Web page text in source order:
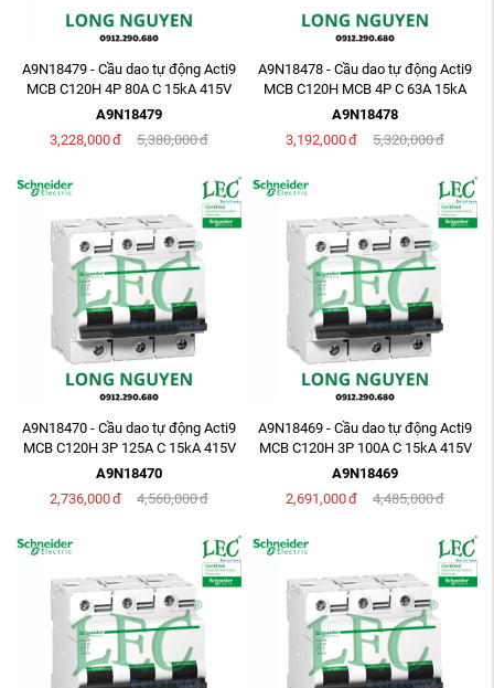
A9N18479 - Cầu dao tự động Acti9
MCB C120H 4P 80A C 15kA 415V
A9N18479
3,228,000đ 5,380,000đ
A9N18478 - Cầu dao tự động Acti9
MCB C120H MCB 4P C 63A 15kA
415V
A9N18478
3,192,000đ 5,320,000đ
A9N18470 - Cầu dao tự động Acti9
MCB C120H 3P 125A C 15kA 415V
A9N18470
2,736,000đ 4,560,000đ
A9N18469 - Cầu dao tự động Acti9
MCB C120H 3P 100A C 15kA 415V
A9N18469
2,691,000đ 4,485,000đ